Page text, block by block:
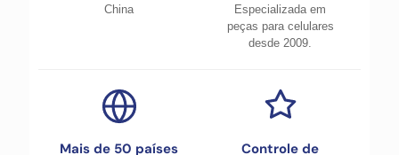
China
Especializada em
peças para celulares
desde 2009.
Mais de 50 países Controle de